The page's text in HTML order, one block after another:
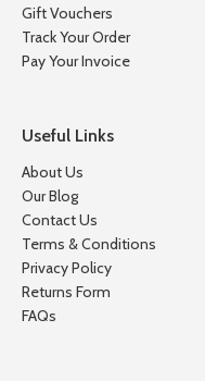
Gift Vouchers
Track Your Order
Pay Your Invoice
Useful Links
About Us
Our Blog
Contact Us
Terms & Conditions
Privacy Policy
Returns Form
FAQs